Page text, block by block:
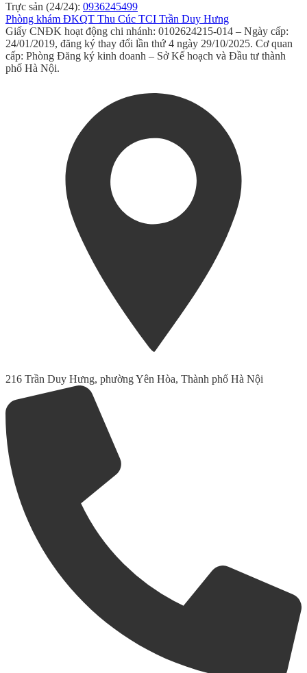
Trực sản (24/24): 0936245499
Phòng khám ĐKQT Thu Cúc TCI Trần Duy Hưng
Giấy CNĐK hoạt động chi nhánh: 0102624215-014 – Ngày cấp:
24/01/2019, đăng ký thay đổi lần thứ 4 ngày 29/10/2025. Cơ quan
cấp: Phòng Đăng ký kinh doanh – Sở Kế hoạch và Đầu tư thành
phố Hà Nội.
216 Trần Duy Hưng, phường Yên Hòa, Thành phố Hà Nội